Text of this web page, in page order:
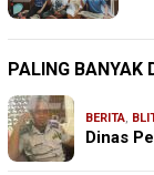
PALING BANYAK
BERITA,
Dinas